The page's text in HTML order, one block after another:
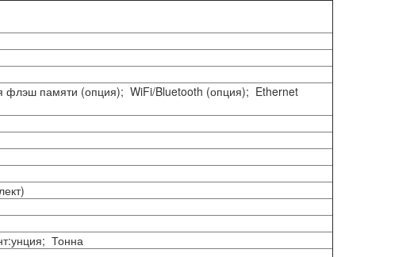
флэш памяти (опция); WiFi/Bluetooth (опция); Ethernet
Тонна